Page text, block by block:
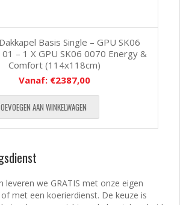
Basis Single – GPU SK06
– 1 X GPU SK06 0070 Energy &
Comfort (114x118cm)
Vanaf: €2387,00
AAN WINKELWAGEN
leveren we GRATIS met onze eigen
met een koerierdienst. De keuze is